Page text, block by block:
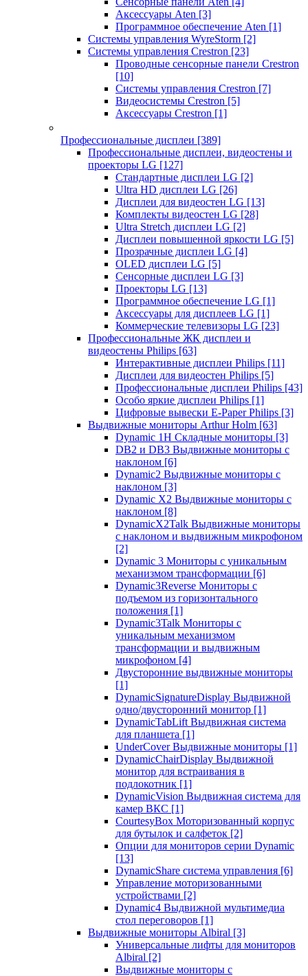
Аксессуары Aten [3]
Программное обеспечение Aten [1]
Системы управления WyreStorm [2]
Системы управления Crestron [23]
Проводные сенсорные панели Crestron
[10]
Системы управления Crestron [7]
Видеосистемы Crestron [5]
Аксессуары Crestron [1]
Профессиональные дисплеи [389]
Профессиональные дисплеи, видеостены и
проекторы LG [127]
Стандартные дисплеи LG [2]
Ultra HD дисплеи LG [26]
Дисплеи для видеостен LG [13]
Комплекты видеостен LG [28]
Ultra Stretch дисплеи LG [2]
Дисплеи повышенной яркости LG [5]
Прозрачные дисплеи LG [4]
OLED дисплеи LG [5]
Сенсорные дисплеи LG [3]
Проекторы LG [13]
Программное обеспечение LG [1]
Аксессуары для дисплеев LG [1]
Коммерческие телевизоры LG [23]
Профессиональные ЖК дисплеи и
видеостены Philips [63]
Интерактивные дисплеи Philips [11]
Дисплеи для видеостен Philips [5]
Профессиональные дисплеи Philips [43]
Особо яркие дисплеи Philips [1]
Цифровые вывески E-Paper Philips [3]
Выдвижные мониторы Arthur Holm [63]
Dynamic 1Н Складные мониторы [3]
DB2 и DB3 Выдвижные мониторы с
наклоном [6]
Dynamic2 Выдвижные мониторы с
наклоном [3]
Dynamic X2 Выдвижные мониторы с
наклоном [8]
DynamicX2Talk Выдвижные мониторы
с наклоном и выдвижным микрофоном
[2]
Dynamic 3 Мониторы с уникальным
механизмом трансформации [6]
Dynamic3Reverse Мониторы с
подъемом из горизонтального
положения [1]
Dynamic3Talk Мониторы с
уникальным механизмом
трансформации и выдвижным
микрофоном [4]
Двусторонние выдвижные мониторы
[1]
DynamicSignatureDisplay Выдвижной
одно/двусторонний монитор [1]
DynamicTabLift Выдвижная система
для планшета [1]
UnderCover Выдвижные мониторы [1]
DynamicChairDisplay Выдвижной
монитор для встраивания в
подлокотник [1]
DynamicVision Выдвижная система для
камер ВКС [1]
CourtesyBox Моторизованный корпус
для бутылок и салфеток [2]
Опции для мониторов серии Dynamic
[13]
DynamicShare система управления [6]
Управление моторизованными
устройствами [2]
Dynamic4 Выдвижной мультимедиа
стол переговоров [1]
Выдвижные мониторы Albiral [3]
Универсальные лифты для мониторов
Albiral [2]
Выдвижные мониторы с